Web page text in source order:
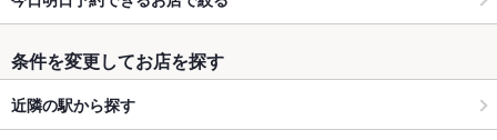
条件を変更してお店を探す
近隣の駅から探す